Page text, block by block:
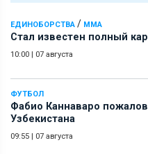
ЕДИНОБОРСТВА / ММА
Стал известен полный
10:00 | 07 августа
ФУТБОЛ
Фабио Каннаваро
Узбекистана
09:55 | 07 августа